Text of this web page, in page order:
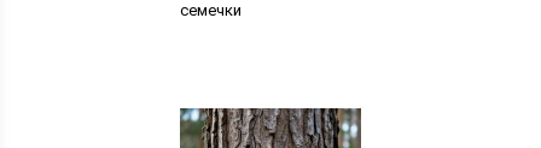
семечки